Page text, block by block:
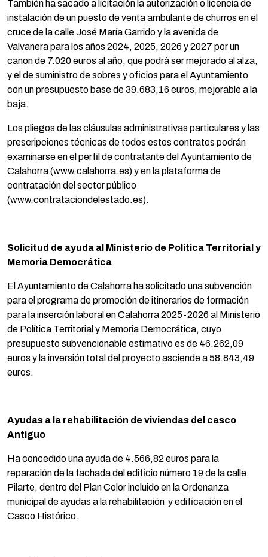
También ha sacado a licitación la autorización o licencia de
instalación de un puesto de venta ambulante de churros en el
cruce de la calle José María Garrido y la avenida de
Valvanera para los años 2024, 2025, 2026 y 2027 por un
canon de 7.020 euros al año, que podrá ser mejorado al alza,
y el de suministro de sobres y oficios para el Ayuntamiento
con un presupuesto base de 39.683,16 euros, mejorable a la
baja.
Los pliegos de las cláusulas administrativas particulares y las
prescripciones técnicas de todos estos contratos podrán
examinarse en el perfil de contratante del Ayuntamiento de
Calahorra (www.calahorra.es) y en la plataforma de
contratación del sector público
(www.contrataciondelestado.es).
Solicitud de ayuda al Ministerio de Política Territorial y
Memoria Democrática
El Ayuntamiento de Calahorra ha solicitado una subvención
para el programa de promoción de itinerarios de formación
para la inserción laboral en Calahorra 2025-2026 al Ministerio
de Política Territorial y Memoria Democrática, cuyo
presupuesto subvencionable estimativo es de 46.262,09
euros y la inversión total del proyecto asciende a 58.843,49
euros.
Ayudas a la rehabilitación de viviendas del casco
Antiguo
Ha concedido una ayuda de 4.566,82 euros para la
reparación de la fachada del edificio número 19 de la calle
Pilarte, dentro del Plan Color incluido en la Ordenanza
municipal de ayudas a la rehabilitación y edificación en el
Casco Histórico.